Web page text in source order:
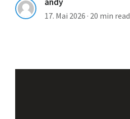
17. Mai 2026 · 20 min read